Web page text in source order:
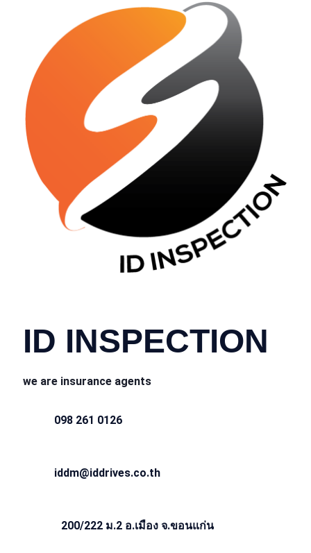
ID INSPECTION
we are insurance agents
098 261 0126
iddm@iddrives.co.th
200/222 ม.2 อ.เมือง จ.ขอนแก่น